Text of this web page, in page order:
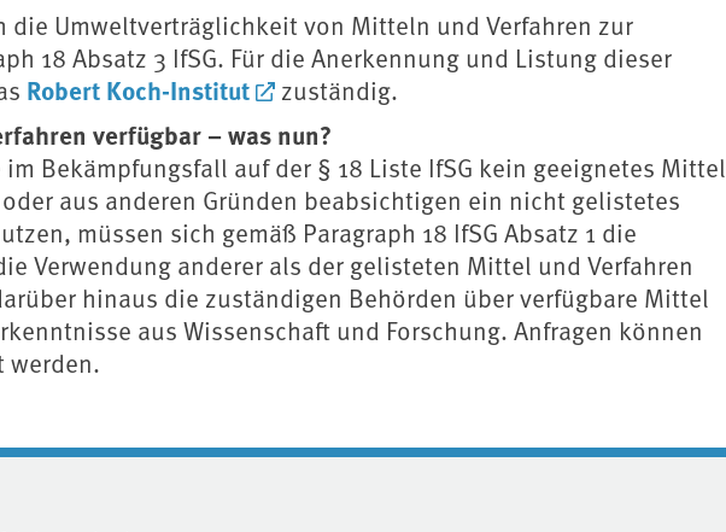
die Umweltverträglichkeit von Mitteln und Verfahren zur
18 Absatz 3 IfSG. Für die Anerkennung und Listung dieser
Robert Koch-Institut zuständig.
verfügbar – was nun?
Bekämpfungsfall auf der § 18 Liste IfSG kein geeignetes Mittel
aus anderen Gründen beabsichtigen ein nicht gelistetes
müssen sich gemäß Paragraph 18 IfSG Absatz 1 die
Verwendung anderer als der gelisteten Mittel und Verfahren
hinaus die zuständigen Behörden über verfügbare Mittel
aus Wissenschaft und Forschung. Anfragen können
werden.